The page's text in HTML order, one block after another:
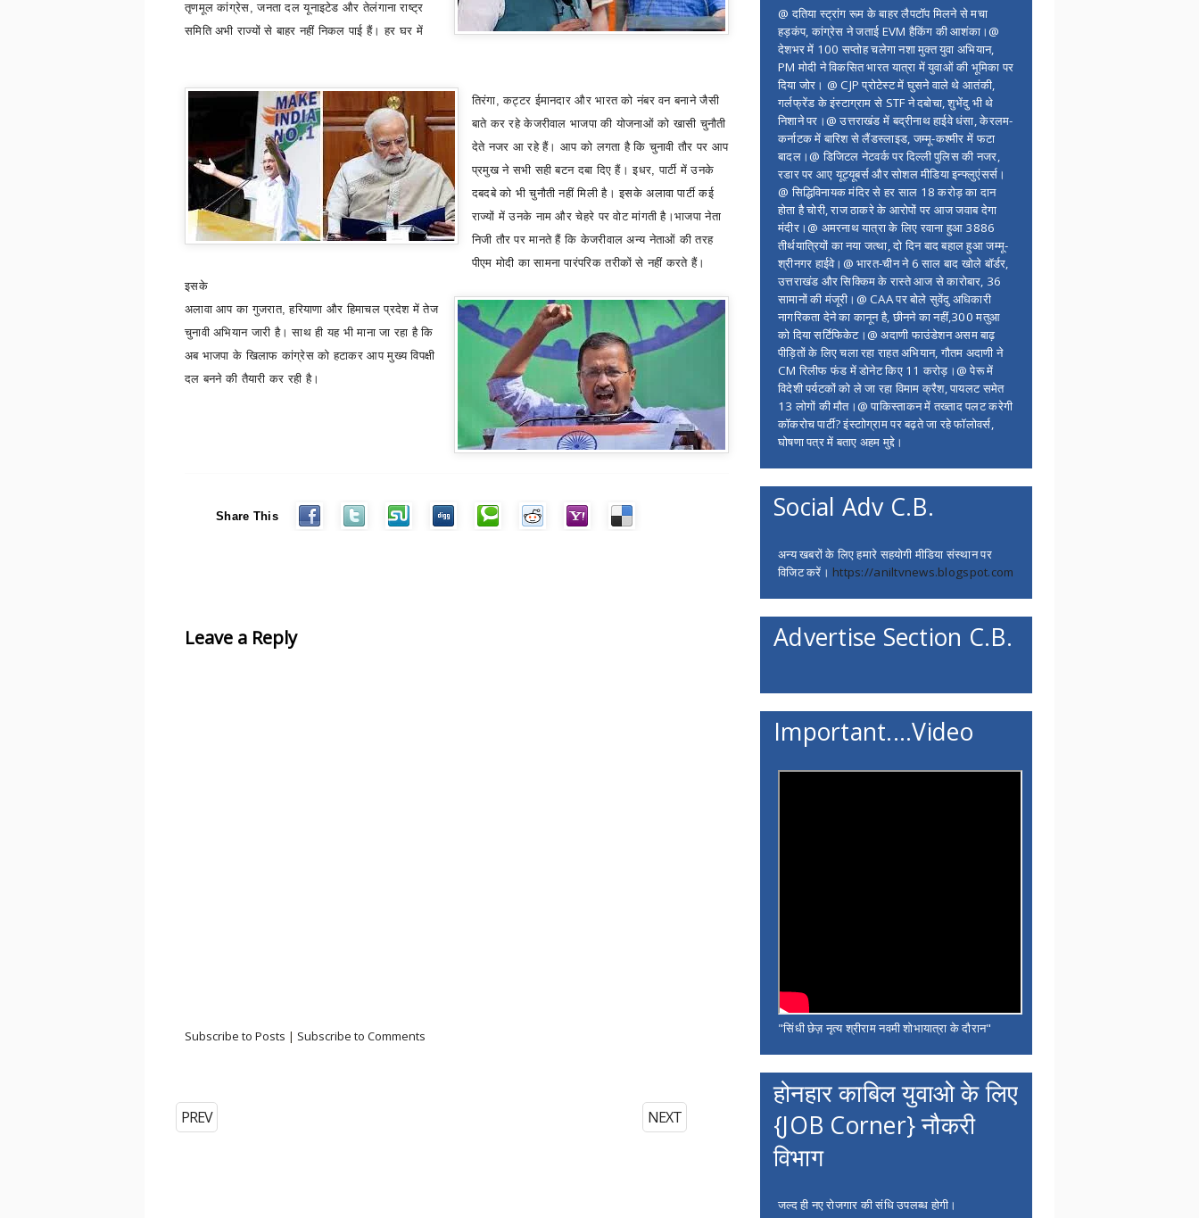
तृणमूल कांग्रेस,जनता दल यूनाइटेड और तेलंगाना राष्ट्र
समिति अभी राज्यों से बाहर नहीं निकल पाई हैं। हर घर में
तिरंगा,कट्टर ईमानदार और भारत को नंबर वन बनाने जैसी
बाते कर रहे केजरीवाल भाजपा की योजनाओं को खासीचुनौती
देते नजर आ रहे हैं। आप को लगता है कि चुनावी तौर पर आप
प्रमुख ने सभी सही बटन दबा दिए हैं। इधर,पार्टी में उनके
दबदबे को भी चुनौती नहीं मिली है। इसके अलावा पार्टी कई
राज्यों में उनके नाम और चेहरे पर वोट मांगती है।भाजपा नेता
निजी तौर पर मानते हैं कि केजरीवाल अन्य नेताओं की तरह
पीएम मोदी का सामना पारंपरिक तरीकों से नहीं करते हैं।
इसके
अलावा आप का गुजरात,हरियाणा और हिमाचल प्रदेश में तेज
चुनावी अभियान जारी है। साथ ही यह भी माना जा रहा है कि
अब भाजपा के खिलाफ कांग्रेस को हटाकर आप मुख्य विपक्षी
दल बनने की तैयारी कर रही है।
Share This
Leave a Reply
Subscribe to Posts | Subscribe to Comments
NEXT
PREV
@ दतिया स्ट्रांग रूम के बाहर लैपटॉप मिलने से मचा
हड़कंप, कांग्रेस ने जताई EVM हैकिंग की आशंका।@
देशभर में 100 सप्ताेह चलेगा नशा मुक्त युवा अभियान,
PM मोदी ने विकसित भारत यात्रा में युवाओं की भूमिका पर
दिया जोर। @ CJP प्रोटेस्ट में घुसने वाले थे आतंकी,
गर्लफ्रेंड के इंस्टाग्राम से STF ने दबोचा, शुभेंदु भी थे
निशाने पर।@ उत्तराखंड में बद्रीनाथ हाईवे धंसा, केरलम-
कर्नाटक में बारिश से लैंडस्लाइड, जम्मू-कश्मीर में फटा
बादल।@ डिजिटल नेटवर्क पर दिल्ली पुलिस की नजर,
रडार पर आए यूट्यूबर्स और सोशल मीडिया इन्फ्लुएंसर्स।
@ सिद्धिविनायक मंदिर से हर साल 18 करोड़ का दान
होता है चोरी, राज ठाकरे के आरोपों पर आज जवाब देगा
मंदीर।@ अमरनाथ यात्रा के लिए रवाना हुआ 3886
तीर्थयात्रियों का नया जत्था, दो दिन बाद बहाल हुआ जम्मू-
श्रीनगर हाईवे।@ भारत-चीन ने 6 साल बाद खोले बॉर्डर,
उत्तराखंड और सिक्किम के रास्ते आज से कारोबार, 36
सामानों की मंजूरी।@ CAA पर बोले सुवेंदु अधिकारी
नागरिकता देने का कानून है, छीनने का नहीं,300 मतुआ
को दिया सर्टिफिकेट।@ अदाणी फाउंडेशन असम बाढ़
पीड़ितों के लिए चला रहा राहत अभियान, गौतम अदाणी ने
CM रिलीफ फंड में डोनेट किए 11 करोड़।@ पेरू में
विदेशी पर्यटकों को ले जा रहा विमाम क्रैश, पायलट समेत
13 लोगों की मौत।@ पाकिस्ताकन में तख्ताद पलट करेगी
कॉकरोच पार्टी? इंस्टाोग्राम पर बढ़ते जा रहे फॉलोवर्स,
घोषणा पत्र में बताए अहम मुद्दे।
Social Adv C.B.
अन्य खबरों के लिए हमारे सहयोगी मीडिया संस्थान पर
विजिट करें। https://aniltvnews.blogspot.com
Advertise Section C.B.
Important....Video
"सिंधी छेज़ नृत्य श्रीराम नवमी शोभायात्रा के दौरान"
होनहार काबिल युवाओ के लिए
{JOB Corner} नौकरी
विभाग
जल्द ही नए रोजगार की संधि उपलब्ध होगी।